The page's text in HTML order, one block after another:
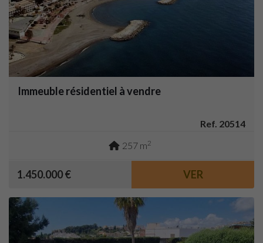
Immeuble résidentiel à vendre
Ref. 20514
257 m2
1.450.000 € VER